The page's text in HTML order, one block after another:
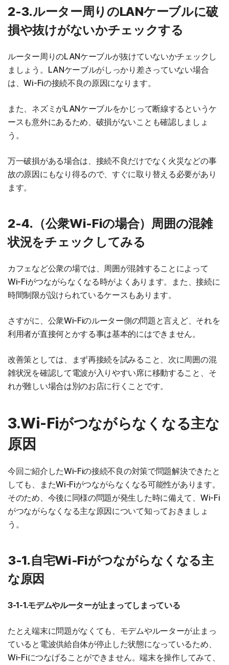
2-3.ルーター周りのLANケーブルに破
損や抜けがないかチェックする
ルーター周りのLANケーブルが抜けていないかチェックし
ましょう。LANケーブルがしっかり差さっていない場合
は、Wi-Fiの接続不良の原因になります。
また、ネズミがLANケーブルをかじって断線するというケ
ースも意外にあるため、破損がないことも確認しましょ
う。
万一破損がある場合は、接続不良だけでなく火災などの事
故の原因にもなり得るので、すぐに取り替える必要があり
ます。
2-4.（公衆Wi-Fiの場合）周囲の混雑
状況をチェックしてみる
カフェなど公衆の場では、周囲が混雑することによって
Wi-Fiがつながらなくなる時がよくあります。また、接続に
時間制限が設けられているケースもあります。
さすがに、公衆Wi-Fiのルーター側の問題と言えど、それを
利用者が直接何とかする事は基本的にはできません。
改善策としては、まず再接続を試みること、次に周囲の混
雑状況を確認して電波が入りやすい席に移動すること、そ
れが難しい場合は別のお店に行くことです。
3.Wi-Fiがつながらなくなる主な
原因
今回ご紹介したWi-Fiの接続不良の対策で問題解決できたと
しても、またWi-Fiがつながらなくなる可能性があります。
そのため、今後に同様の問題が発生した時に備えて、Wi-Fi
がつながらなくなる主な原因について知っておきましょ
う。
3-1.自宅Wi-Fiがつながらなくなる主
な原因
3-1-1.モデムやルーターが止まってしまっている
たとえ端末に問題がなくても、モデムやルーターが止まっ
ていると電波供給自体が停止した状態になっているため、
Wi-Fiにつなげることができません。端末を操作してみて、